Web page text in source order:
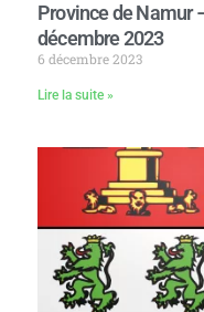
Province de Namur
décembre 2023
6 décembre 2023
Lire la suite »